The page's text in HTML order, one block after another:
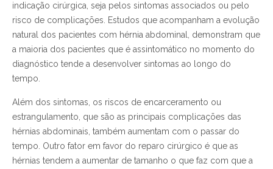
indicação cirúrgica, seja pelos sintomas associados ou pelo
risco de complicações. Estudos que acompanham a evolução
natural dos pacientes com hérnia abdominal, demonstram que
a maioria dos pacientes que é assintomático no momento do
diagnóstico tende a desenvolver sintomas ao longo do
tempo.
Além dos sintomas, os riscos de encarceramento ou
estrangulamento, que são as principais complicações das
hérnias abdominais, também aumentam com o passar do
tempo. Outro fator em favor do reparo cirúrgico é que as
hérnias tendem a aumentar de tamanho o que faz com que a